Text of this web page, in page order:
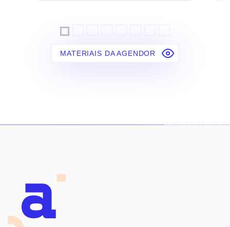
MATERIAIS DA AGENDOR